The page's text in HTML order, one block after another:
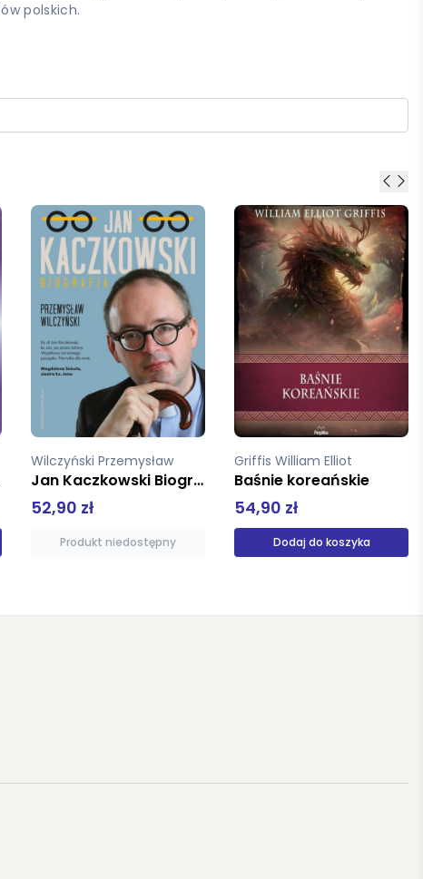
polskich.
Wilczyński Przemysław
Jan Kaczkowski Biografia
52,90 zł
Produkt niedostępny
Griffis William Elliot
Baśnie koreańskie
54,90 zł
Dodaj do koszyka